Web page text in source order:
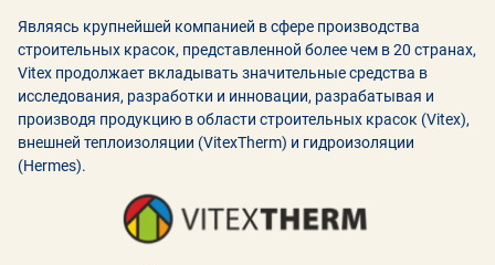
Являясь крупнейшей компанией в сфере производства
строительных красок, представленной более чем в 20 странах,
Vitex продолжает вкладывать значительные средства в
исследования, разработки и инновации, разрабатывая и
производя продукцию в области строительных красок (Vitex),
внешней теплоизоляции (VitexTherm) и гидроизоляции
(Hermes).